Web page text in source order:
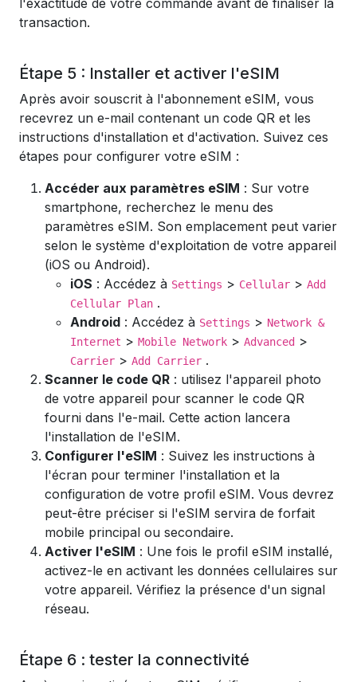
l'exactitude de votre commande avant de finaliser la
transaction.
Étape 5 : Installer et activer l'eSIM
Après avoir souscrit à l'abonnement eSIM, vous
recevrez un e-mail contenant un code QR et les
instructions d'installation et d'activation. Suivez ces
étapes pour configurer votre eSIM :
Accéder aux paramètres eSIM : Sur votre
smartphone, recherchez le menu des
paramètres eSIM. Son emplacement peut varier
selon le système d'exploitation de votre appareil
(iOS ou Android).
iOS : Accédez à Settings > Cellular > Add
Cellular Plan .
Android : Accédez à Settings > Network &
Internet > Mobile Network > Advanced >
Carrier > Add Carrier .
Scanner le code QR : utilisez l'appareil photo
de votre appareil pour scanner le code QR
fourni dans l'e-mail. Cette action lancera
l'installation de l'eSIM.
Configurer l'eSIM : Suivez les instructions à
l'écran pour terminer l'installation et la
configuration de votre profil eSIM. Vous devrez
peut-être préciser si l'eSIM servira de forfait
mobile principal ou secondaire.
Activer l'eSIM : Une fois le profil eSIM installé,
activez-le en activant les données cellulaires sur
votre appareil. Vérifiez la présence d'un signal
réseau.
Étape 6 : tester la connectivité